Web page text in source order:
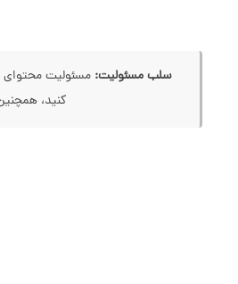
سلب مسئولیت: مسئولیت محتوای
کنید،